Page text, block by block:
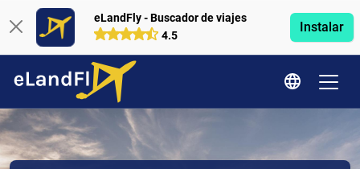
eLandFly - Buscador de viajes
4.5
Instalar